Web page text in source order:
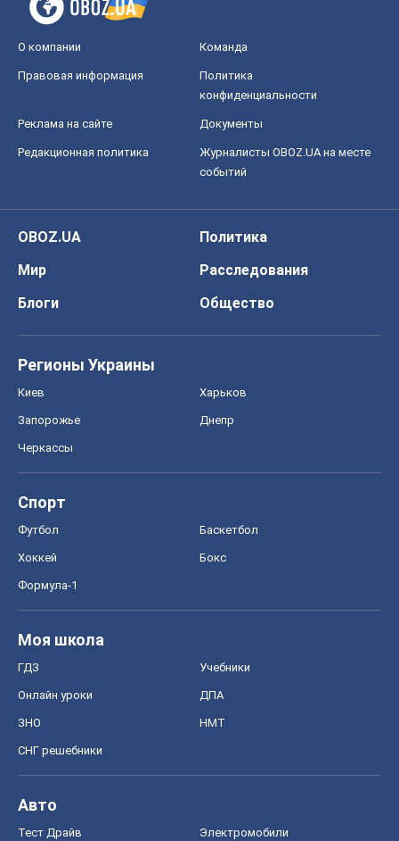
О компании Команда
Правовая информация
Политика
конфиденциальности
Реклама на сайте Документы
Редакционная политика
Журналисты OBOZ.UA на месте
событий
OBOZ.UA
Политика
Мир
Расследования
Блоги
Общество
Регионы Украины
Киев Харьков
Запорожье Днепр
Черкассы
Спорт
Футбол Баскетбол
Хоккей Бокс
Формула-1
Моя школа
ГДЗ Учебники
Онлайн уроки ДПА
ЗНО НМТ
СНГ решебники
Авто
Тест Драйв Электромобили